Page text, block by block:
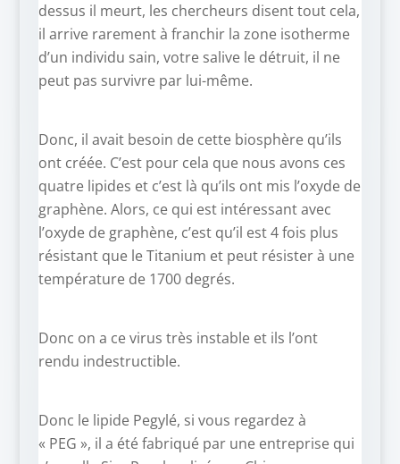
dessus il meurt, les chercheurs disent tout cela,
il arrive rarement à franchir la zone isotherme
d’un individu sain, votre salive le détruit, il ne
peut pas survivre par lui-même.
Donc, il avait besoin de cette biosphère qu’ils
ont créée. C’est pour cela que nous avons ces
quatre lipides et c’est là qu’ils ont mis l’oxyde de
graphène. Alors, ce qui est intéressant avec
l’oxyde de graphène, c’est qu’il est 4 fois plus
résistant que le Titanium et peut résister à une
température de 1700 degrés.
Donc on a ce virus très instable et ils l’ont
rendu indestructible.
Donc le lipide Pegylé, si vous regardez à
« PEG », il a été fabriqué par une entreprise qui